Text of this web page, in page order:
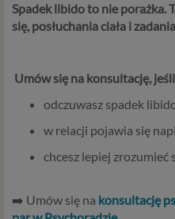
Spadek libido to nie porażka.
się, posłuchania ciała i
Umów się na konsultację,
odczuwasz spadek
w relacji pojawia się
chcesz lepiej zrozumieć
➡️ Umów się na konsultację
Rozporządzenie
2016/679 z dnia 27 kwietnia
danych oraz uchylenia
popularnie jako „RODO”).
Europejskiej, a więc także
zmian w zasadach
jak między innymi usługi